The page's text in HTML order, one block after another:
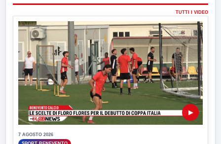
TUTTI I VIDEO
▶
7 AGOSTO 2026